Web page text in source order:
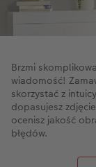
Brzmi
wiadomość!
skorzystać z
dopasujesz
ocenisz jakość
błędów.